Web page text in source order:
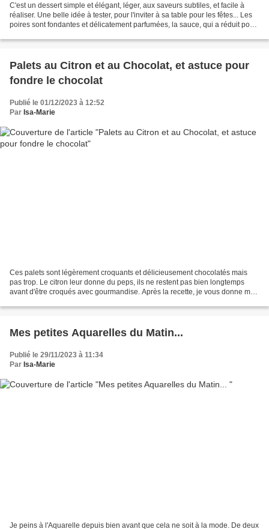
C'est un dessert simple et élégant, léger, aux saveurs subtiles, et facile à
réaliser. Une belle idée à tester, pour l'inviter à sa table pour les fêtes... Les
poires sont fondantes et délicatement parfumées, la sauce, qui a réduit pour
Palets au Citron et au Chocolat, et astuce pour
fondre le chocolat
Publié le 01/12/2023 à 12:52
Par Isa-Marie
Ces palets sont légèrement croquants et délicieusement chocolatés mais
pas trop. Le citron leur donne du peps, ils ne restent pas bien longtemps
avant d'être croqués avec gourmandise. Après la recette, je vous donne mon
Mes petites Aquarelles du Matin...
Publié le 29/11/2023 à 11:34
Par Isa-Marie
Je peins à l'Aquarelle depuis bien avant que cela ne soit à la mode. De deux